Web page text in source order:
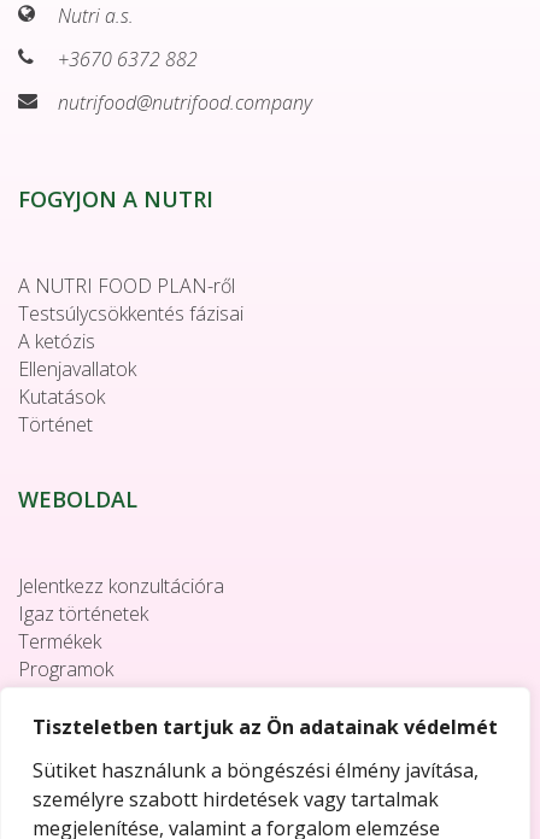
Tiszteletben tartjuk az Ön adatainak védelmét
Sütiket használunk a böngészési élmény javítása,
személyre szabott hirdetések vagy tartalmak
megjelenítése, valamint a forgalom elemzése
Nutri a.s.
+3670 6372 882
nutrifood@nutrifood.company
FOGYJON A NUTRI
A NUTRI FOOD PLAN-ről
Testsúlycsökkentés fázisai
A ketózis
Ellenjavallatok
Kutatások
Történet
WEBOLDAL
Jelentkezz konzultációra
Igaz történetek
Termékek
Programok
Elérhetőségek